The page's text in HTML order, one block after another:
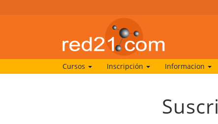
Cursos Inscripción Informacion